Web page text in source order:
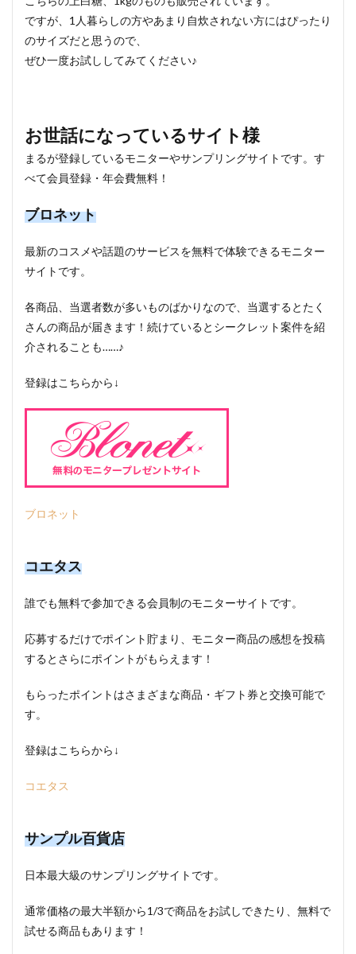
ですが、1人暮らしの方やあまり自炊されない方にはぴったり
のサイズだと思うので、
ぜひ一度お試ししてみてください♪
お世話になっているサイト様
まるが登録しているモニターやサンプリングサイトです。す
べて会員登録・年会費無料！
ブロネット
最新のコスメや話題のサービスを無料で体験できるモニター
サイトです。
各商品、当選者数が多いものばかりなので、当選するとたく
さんの商品が届きます！続けているとシークレット案件を紹
介されることも……♪
登録はこちらから↓
ブロネット
コエタス
誰でも無料で参加できる会員制のモニターサイトです。
応募するだけでポイント貯まり、モニター商品の感想を投稿
するとさらにポイントがもらえます！
もらったポイントはさまざまな商品・ギフト券と交換可能で
す。
登録はこちらから↓
コエタス
サンプル百貨店
日本最大級のサンプリングサイトです。
通常価格の最大半額から1/3で商品をお試しできたり、無料で
試せる商品もあります！